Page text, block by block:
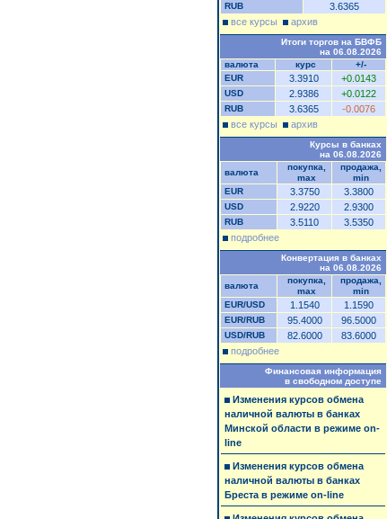
RUB
3.6365
все курсы
архив
Итоги торгов на БВФБ
на 06.08.2026
валюта
курс
+/-
EUR
3.3910 +0.0143
USD 2.9386 +0.0122
RUB 3.6365
-0.0076
все курсы
архив
Курсы в банках
на 06.08.2026
валюта
покупка,
max
продажа,
min
EUR
3.3750 3.3800
USD 2.9220 2.9300
RUB 3.5110
3.5350
подробнее
Конвертация в банках
на 06.08.2026
валюта
покупка,
max
продажа,
min
EUR/USD
1.1540 1.1590
EUR/RUB 95.4000 96.5000
USD/RUB 82.6000
83.6000
подробнее
Финансовая информация
в свободном доступе
Изменения курсов обмена
наличной валюты в банках
Минской области в режиме on-
line
Изменения курсов обмена
наличной валюты в банках
Бреста в режиме on-line